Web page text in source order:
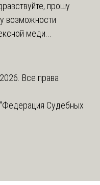
прошу
возможности
меди...
Все права
Судебных